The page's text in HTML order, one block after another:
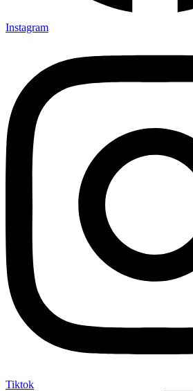
Instagram
Tiktok